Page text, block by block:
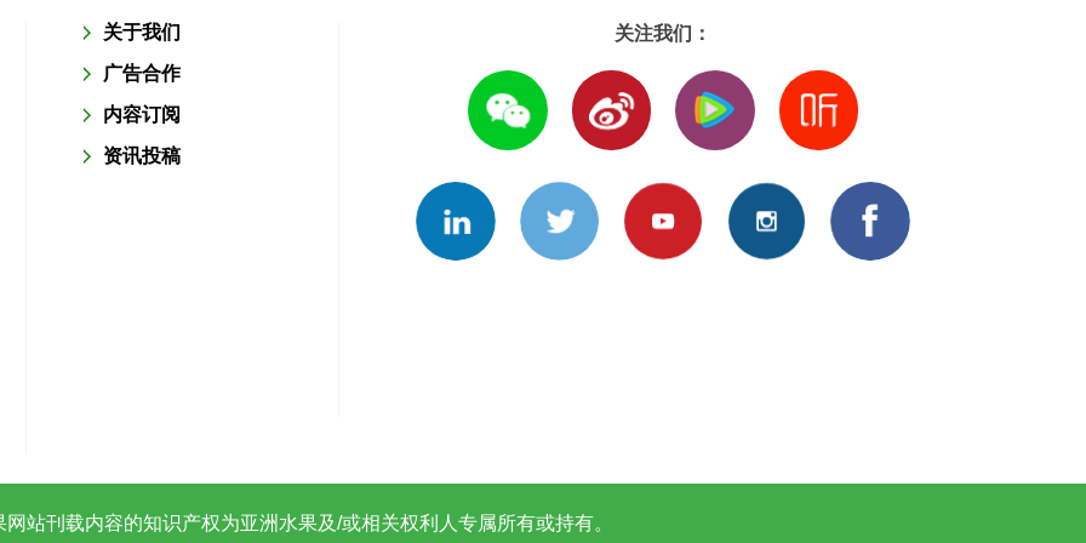
关于我们
广告合作
内容订阅
资讯投稿
关注我们：
网站刊载内容的知识产权为亚洲水果及/或相关权利人专属所有或持有。